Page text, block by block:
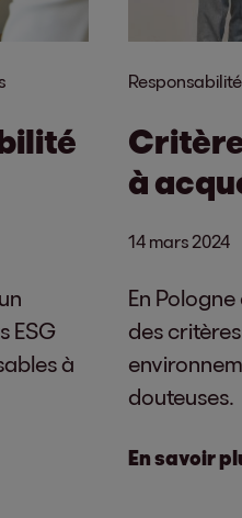
ESG
à
à
14 mars 2024
En
des
douteuses.
En savoir